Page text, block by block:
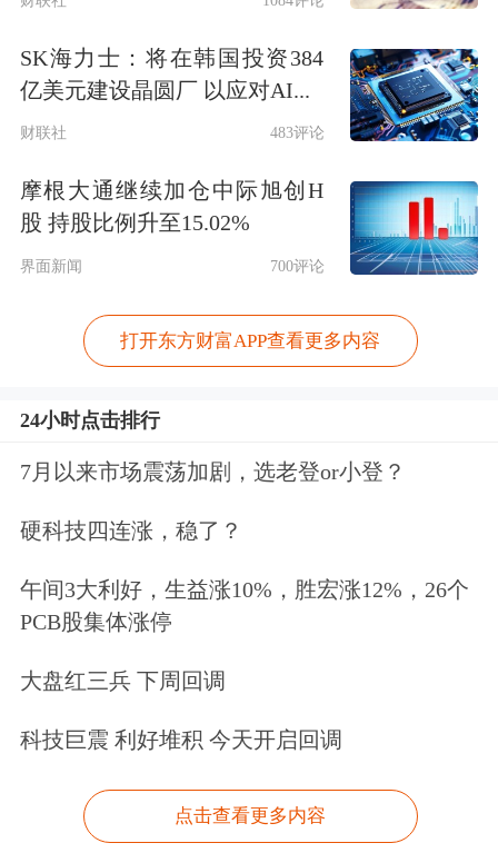
SK海力士：将在韩国投资384
亿美元建设晶圆厂 以应对AI...
财联社 483评论
摩根大通继续加仓中际旭创H
股 持股比例升至15.02%
界面新闻 700评论
打开东方财富APP查看更多内容
24小时点击排行
7月以来市场震荡加剧，选老登or小登？
硬科技四连涨，稳了？
午间3大利好，生益涨10%，胜宏涨12%，26个
PCB股集体涨停
大盘红三兵 下周回调
科技巨震 利好堆积 今天开启回调
点击查看更多内容